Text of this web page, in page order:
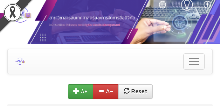
Toggle
A+ A– Reset